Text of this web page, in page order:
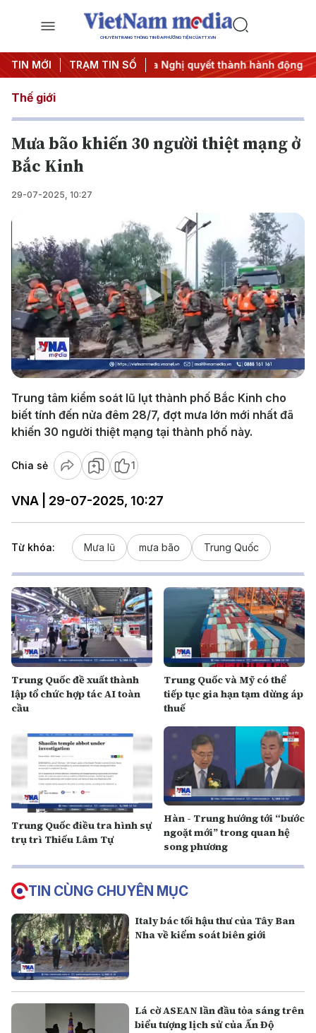
CHUYÊN TRANG THÔNG TIN ĐA PHƯƠNG TIỆN CỦA TTXVN
TIN MỚI TRẠM TIN SỐ
2027 #Đưa Nghị quyết thành hành động #Chiến
Thế giới
Mưa bão khiến 30 người thiệt mạng ở
Bắc Kinh
29-07-2025, 10:27
Play
Video
Trung tâm kiểm soát lũ lụt thành phố Bắc Kinh cho
biết tính đến nửa đêm 28/7, đợt mưa lớn mới nhất đã
khiến 30 người thiệt mạng tại thành phố này.
Chia sẻ 1
VNA | 29-07-2025, 10:27
Từ khóa: Mưa lũ mưa bão Trung Quốc
Trung Quốc đề xuất thành
lập tổ chức hợp tác AI toàn
cầu
Trung Quốc và Mỹ có thể
tiếp tục gia hạn tạm dừng áp
thuế
Trung Quốc điều tra hình sự
trụ trì Thiếu Lâm Tự
Hàn - Trung hướng tới “bước
ngoặt mới” trong quan hệ
song phương
TIN CÙNG CHUYÊN MỤC
Italy bác tối hậu thư của Tây Ban
Nha về kiểm soát biên giới
Lá cờ ASEAN lần đầu tỏa sáng trên
biểu tượng lịch sử của Ấn Độ